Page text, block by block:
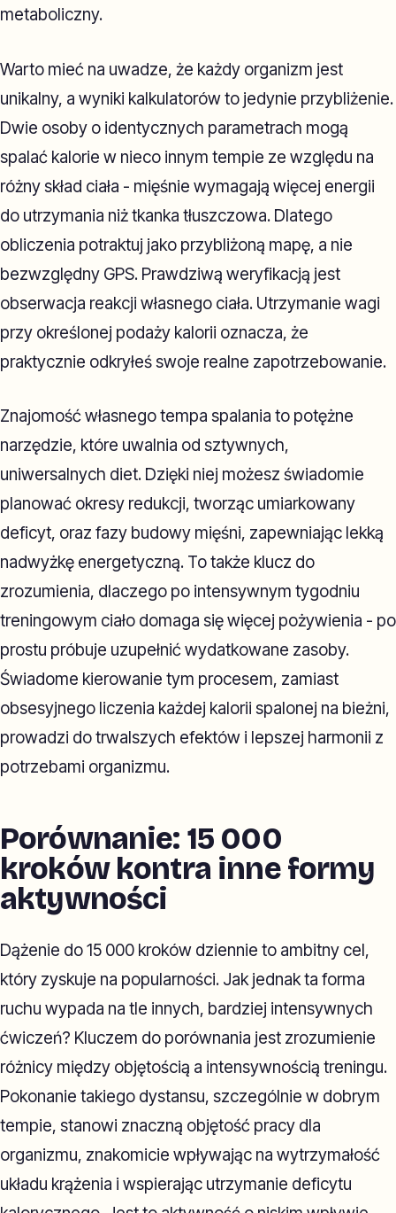
metaboliczny.
Warto mieć na uwadze, że każdy organizm jest
unikalny, a wyniki kalkulatorów to jedynie przybliżenie.
Dwie osoby o identycznych parametrach mogą
spalać kalorie w nieco innym tempie ze względu na
różny skład ciała - mięśnie wymagają więcej energii
do utrzymania niż tkanka tłuszczowa. Dlatego
obliczenia potraktuj jako przybliżoną mapę, a nie
bezwzględny GPS. Prawdziwą weryfikacją jest
obserwacja reakcji własnego ciała. Utrzymanie wagi
przy określonej podaży kalorii oznacza, że
praktycznie odkryłeś swoje realne zapotrzebowanie.
Znajomość własnego tempa spalania to potężne
narzędzie, które uwalnia od sztywnych,
uniwersalnych diet. Dzięki niej możesz świadomie
planować okresy redukcji, tworząc umiarkowany
deficyt, oraz fazy budowy mięśni, zapewniając lekką
nadwyżkę energetyczną. To także klucz do
zrozumienia, dlaczego po intensywnym tygodniu
treningowym ciało domaga się więcej pożywienia - po
prostu próbuje uzupełnić wydatkowane zasoby.
Świadome kierowanie tym procesem, zamiast
obsesyjnego liczenia każdej kalorii spalonej na bieżni,
prowadzi do trwalszych efektów i lepszej harmonii z
potrzebami organizmu.
Porównanie: 15 000
kroków kontra inne formy
aktywności
Dążenie do 15 000 kroków dziennie to ambitny cel,
który zyskuje na popularności. Jak jednak ta forma
ruchu wypada na tle innych, bardziej intensywnych
ćwiczeń? Kluczem do porównania jest zrozumienie
różnicy między objętością a intensywnością treningu.
Pokonanie takiego dystansu, szczególnie w dobrym
tempie, stanowi znaczną objętość pracy dla
organizmu, znakomicie wpływając na wytrzymałość
układu krążenia i wspierając utrzymanie deficytu